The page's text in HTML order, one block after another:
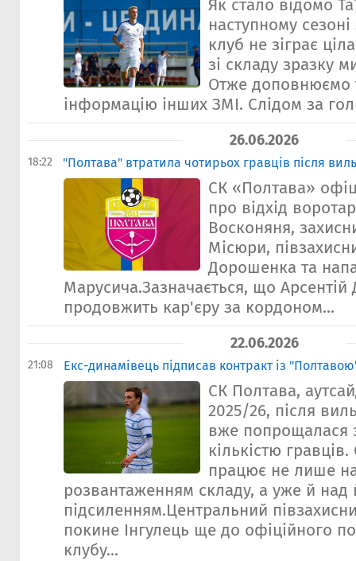
Як стало відомо
наступному
клуб не зіграє
зі складу зразку
Отже доповнюємо
інформацію інших ЗМІ. Слідом за
26.06.2026
18:22 "Полтава" втратила чотирьох гравців після
СК «Полтава»
про відхід
Восконяня,
Місюри,
Дорошенка та
Марусича.Зазначається, що
продовжить кар'єру за кордоном...
22.06.2026
21:08 Екс-динамівець підписав контракт із
СК Полтава,
2025/26, після
вже попрощалася
кількістю
працює не лише
розвантаженням складу, а уже й над
підсиленням.Центральний
покине Інгулець ще до офіційного
клубу...